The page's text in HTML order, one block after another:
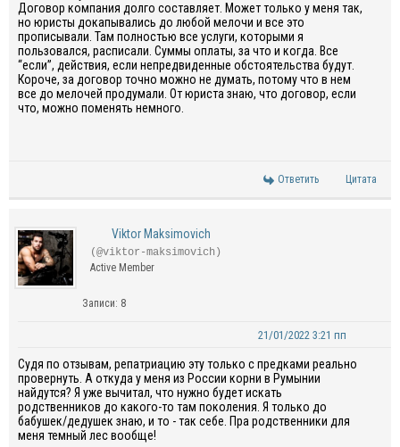
Договор компания долго составляет. Может только у меня так,
но юристы докапывались до любой мелочи и все это
прописывали. Там полностью все услуги, которыми я
пользовался, расписали. Суммы оплаты, за что и когда. Все
“если”, действия, если непредвиденные обстоятельства будут.
Короче, за договор точно можно не думать, потому что в нем
все до мелочей продумали. От юриста знаю, что договор, если
что, можно поменять немного.
Ответить Цитата
Viktor Maksimovich
(@viktor-maksimovich)
Active Member
Записи: 8
21/01/2022 3:21 пп
Судя по отзывам, репатриацию эту только с предками реально
провернуть. А откуда у меня из России корни в Румынии
найдутся? Я уже вычитал, что нужно будет искать
родственников до какого-то там поколения. Я только до
бабушек/дедушек знаю, и то - так себе. Пра родственники для
меня темный лес вообще!